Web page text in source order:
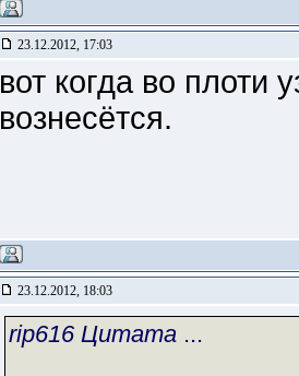
23.12.2012, 17:03
вот когда во плоти
вознесётся.
23.12.2012, 18:03
rip616 Цитата ...